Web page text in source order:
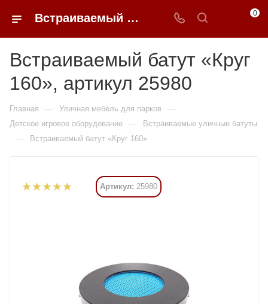
Встраиваемый батут «Круг 160» купить в Москве от 407 190 ₽ - 0FFER 0
Встраиваемый батут «Круг
160», артикул 25980
Главная — Уличная мебель для парков —
Детское игровое оборудование — Встраиваемые уличные батуты
— Встраиваемый батут «Круг 160»
Артикул: 25980